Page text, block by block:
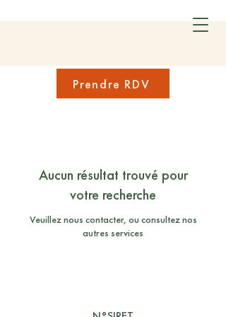
Prendre RDV
Aucun résultat trouvé pour
votre recherche
Veuillez nous contacter, ou consultez nos
autres services